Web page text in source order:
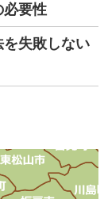
必要性
失敗しない